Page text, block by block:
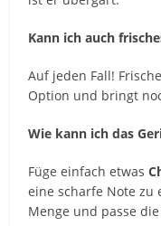
Kann ich auch
Auf jeden Fall!
Option und bringt
Wie kann ich das
Füge einfach etwas
eine scharfe Note zu
Menge und passe